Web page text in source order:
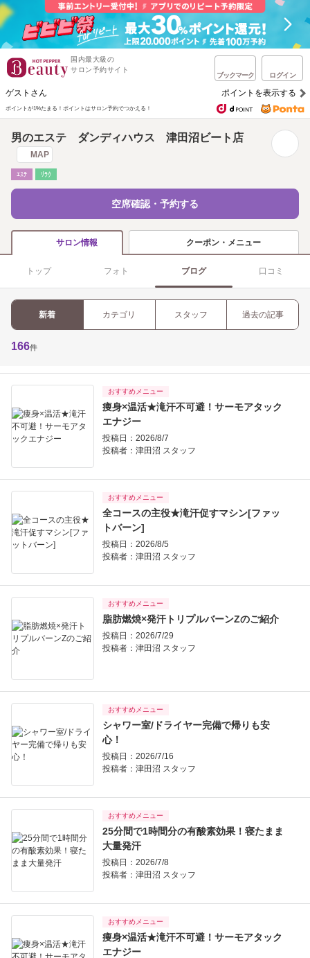
国内最大級の
サロン予約サイト
ブックマーク ログイン
ゲストさん ポイントを表示する
ポイントが1%たまる！ ポイントはサロン予約でつかえる！
男のエステ ダンディハウス 津田沼ビート店
MAP
ｴｽﾃ ﾘﾗｸ
空席確認・予約する
サロン情報 クーポン・メニュー
トップ フォト ブログ 口コミ
新着 カテゴリ スタッフ 過去の記事
166件
おすすめメニュー
痩身×温活★滝汗不可避！サーモアタック
エナジー
投稿日：2026/8/7
投稿者： 津田沼 スタッフ
おすすめメニュー
全コースの主役★滝汗促すマシン[ファッ
トバーン]
投稿日：2026/8/5
投稿者： 津田沼 スタッフ
おすすめメニュー
脂肪燃焼×発汗トリプルバーンZのご紹介
投稿日：2026/7/29
投稿者： 津田沼 スタッフ
おすすめメニュー
シャワー室/ドライヤー完備で帰りも安
心！
投稿日：2026/7/16
投稿者： 津田沼 スタッフ
おすすめメニュー
25分間で1時間分の有酸素効果！寝たまま
大量発汗
投稿日：2026/7/8
投稿者： 津田沼 スタッフ
おすすめメニュー
痩身×温活★滝汗不可避！サーモアタック
エナジー